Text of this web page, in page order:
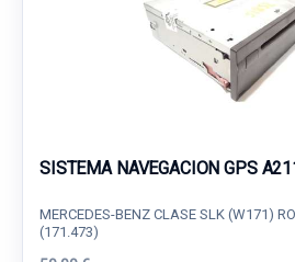
SISTEMA NAVEGACION GPS
MERCEDES-BENZ CLASE SLK (W171)
(171.473)